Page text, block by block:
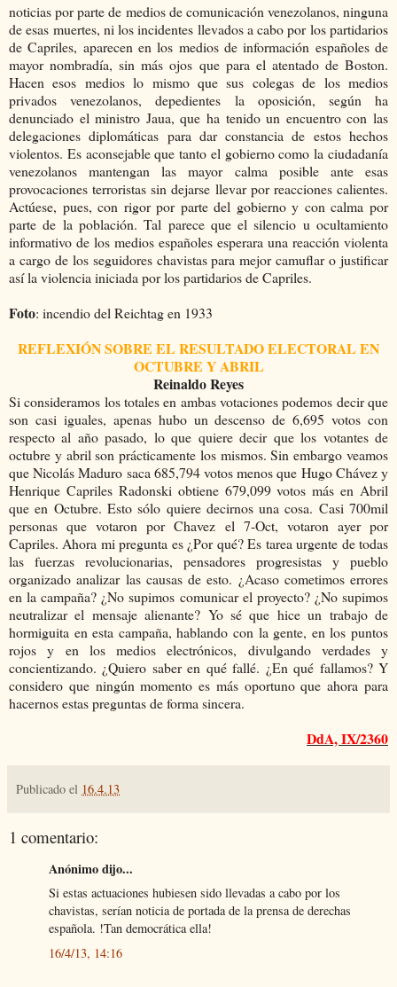
noticias por parte de medios de comunicación venezolanos, ninguna
de esas muertes, ni los incidentes llevados a cabo por los partidarios
de Capriles, aparecen en los medios de información españoles de
mayor nombradía, sin más ojos que para el atentado de Boston.
Hacen esos medios lo mismo que sus colegas de los medios
privados venezolanos, depedientes la oposición, según ha
denunciado el ministro Jaua, que ha tenido un encuentro con las
delegaciones diplomáticas para dar constancia de estos hechos
violentos. Es aconsejable que tanto el gobierno como la ciudadanía
venezolanos mantengan las mayor calma posible ante esas
provocaciones terroristas sin dejarse llevar por reacciones calientes.
Actúese, pues, con rigor por parte del gobierno y con calma por
parte de la población. Tal parece que el silencio u ocultamiento
informativo de los medios españoles esperara una reacción violenta
a cargo de los seguidores chavistas para mejor camuflar o justificar
así la violencia iniciada por los partidarios de Capriles.
Foto: incendio del Reichtag en 1933
REFLEXIÓN SOBRE EL RESULTADO ELECTORAL EN
OCTUBRE Y ABRIL
Reinaldo Reyes
Si consideramos los totales en ambas votaciones podemos decir que
son casi iguales, apenas hubo un descenso de 6,695 votos con
respecto al año pasado, lo que quiere decir que los votantes de
octubre y abril son prácticamente los mismos. Sin embargo veamos
que Nicolás Maduro saca 685,794 votos menos que Hugo Chávez y
Henrique Capriles Radonski obtiene 679,099 votos más en Abril
que en Octubre. Esto sólo quiere decirnos una cosa. Casi 700mil
personas que votaron por Chavez el 7-Oct, votaron ayer por
Capriles. Ahora mi pregunta es ¿Por qué? Es tarea urgente de todas
las fuerzas revolucionarias, pensadores progresistas y pueblo
organizado analizar las causas de esto. ¿Acaso cometimos errores
en la campaña? ¿No supimos comunicar el proyecto? ¿No supimos
neutralizar el mensaje alienante? Yo sé que hice un trabajo de
hormiguita en esta campaña, hablando con la gente, en los puntos
rojos y en los medios electrónicos, divulgando verdades y
concientizando. ¿Quiero saber en qué fallé. ¿En qué fallamos? Y
considero que ningún momento es más oportuno que ahora para
hacernos estas preguntas de forma sincera.
DdA, IX/2360
Publicado el 16.4.13
1 comentario:
Anónimo dijo...
Si estas actuaciones hubiesen sido llevadas a cabo por los
chavistas, serían noticia de portada de la prensa de derechas
española. !Tan democrática ella!
16/4/13, 14:16